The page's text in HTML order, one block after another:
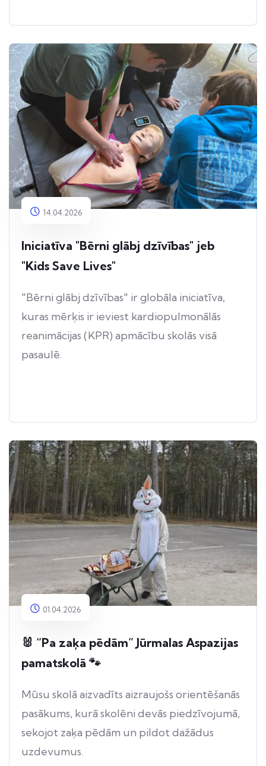
14.04.2026
Iniciatīva "Bērni glābj dzīvības" jeb
"Kids Save Lives"
"Bērni glābj dzīvības" ir globāla iniciatīva,
kuras mērķis ir ieviest kardiopulmonālās
reanimācijas (KPR) apmācību skolās visā
pasaulē.
01.04.2026
🐰 “Pa zaķa pēdām” Jūrmalas Aspazijas
pamatskolā 🐾
Mūsu skolā aizvadīts aizraujošs orientēšanās
pasākums, kurā skolēni devās piedzīvojumā,
sekojot zaķa pēdām un pildot dažādus
uzdevumus.